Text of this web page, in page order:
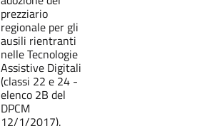
prezziario
regionale per gli
ausili rientranti
nelle Tecnologie
Assistive Digitali
(classi 22 e 24 -
elenco 2B del
DPCM
12/1/2017).